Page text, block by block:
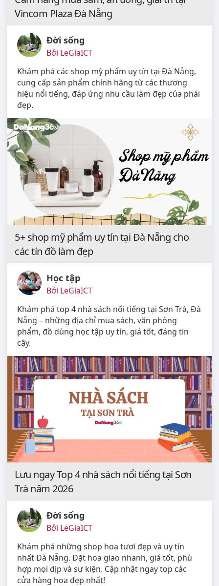
Vincom Plaza Đà Nẵng
Đời sống
Bởi LeGiaICT
Khám phá các shop mỹ phẩm uy tín tại Đà Nẵng,
cung cấp sản phẩm chính hãng từ các thương
hiệu nổi tiếng, đáp ứng nhu cầu làm đẹp của phái
đẹp.
5+ shop mỹ phẩm uy tín tại Đà Nẵng cho
các tín đồ làm đẹp
Học tập
Bởi LeGiaICT
Khám phá top 4 nhà sách nổi tiếng tại Sơn Trà, Đà
Nẵng – những địa chỉ mua sách, văn phòng
phẩm, đồ dùng học tập uy tín, giá tốt, đáng tin
cậy.
Lưu ngay Top 4 nhà sách nổi tiếng tại Sơn
Trà năm 2026
Đời sống
Bởi LeGiaICT
Khám phá những shop hoa tươi đẹp và uy tín
nhất Đà Nẵng. Đặt hoa giao nhanh, giá tốt, phù
hợp mọi dịp và sự kiện. Cập nhật ngay top các
cửa hàng hoa đẹp nhất!